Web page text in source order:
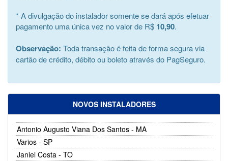
* A divulgação do instalador somente se dará após efetuar
pagamento uma única vez no valor de R$ 10,90.
Observação: Toda transação é feita de forma segura via
cartão de crédito, débito ou boleto através do PagSeguro.
NOVOS INSTALADORES
Antonio Augusto Viana Dos Santos - MA
Varios - SP
Janiel Costa - TO